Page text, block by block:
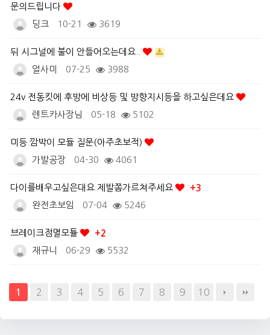
문의드립니다
딩크
10-21 3619
뒤 시그널에 불이 안들어오는데요..
얼사미
07-25 3988
24v 전동킷에 후방에 비상등 및 방향지시등을 하고싶은데요
렌트카사장님
05-18 5102
미등.깜박이 모듈 질문(아주초보적)
가발공장
04-30 4061
다이를배우고싶은대요 제발쫌가르쳐주세요
+3
완전초보임
07-04 5246
브레이크점멸모튤
+2
재규니
06-29 5532
1 2 3 4 5 6 7 8 9 10